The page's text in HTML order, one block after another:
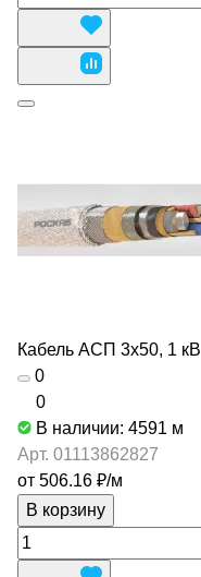
Кабель АСП 3х50, 1 кВ
0
0
В наличии: 4591 м
Арт. 01113862827
от 506.16 ₽/м
В корзину